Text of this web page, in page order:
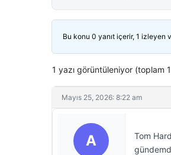
Bu konu 0 yanıt içerir, 1 izleyen
1 yazı görüntüleniyor (toplam
Mayıs 25, 2026: 8:22 am
A
Tom